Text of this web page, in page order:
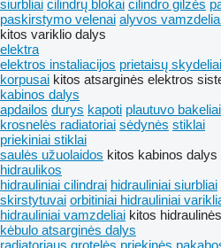
siurbliai cilindrų blokai cilindro gilzės
paskirstymo velenai alyvos
kitos variklio dalys
elektra
elektros instaliacijos prietaisų skydeliai
korpusai kitos atsarginės elektros
kabinos dalys
apdailos durys kapoti plautuvo bakeliai
krosnelės radiatoriai sėdynės stiklai
priekiniai stiklai
saulės užuolaidos kitos kabinos dalys
hidraulikos
hidrauliniai cilindrai hidrauliniai siurbliai
skirstytuvai orbitiniai hidrauliniai
hidrauliniai vamzdeliai kitos
kėbulo atsarginės dalys
radiatoriaus grotelės priekinės